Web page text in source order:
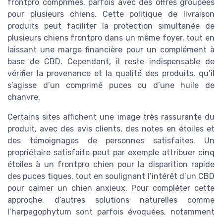
frontpro comprimes, parfois avec des offres groupées
pour plusieurs chiens. Cette politique de livraison
produits peut faciliter la protection simultanée de
plusieurs chiens frontpro dans un même foyer, tout en
laissant une marge financière pour un complément à
base de CBD. Cependant, il reste indispensable de
vérifier la provenance et la qualité des produits, qu’il
s’agisse d’un comprimé puces ou d’une huile de
chanvre.
Certains sites affichent une image très rassurante du
produit, avec des avis clients, des notes en étoiles et
des témoignages de personnes satisfaites. Un
propriétaire satisfaite peut par exemple attribuer cinq
étoiles à un frontpro chien pour la disparition rapide
des puces tiques, tout en soulignant l’intérêt d’un CBD
pour calmer un chien anxieux. Pour compléter cette
approche, d’autres solutions naturelles comme
l’harpagophytum sont parfois évoquées, notamment